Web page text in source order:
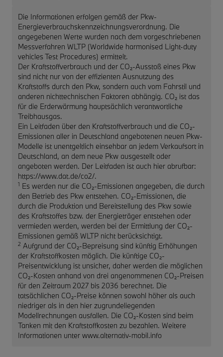
Die Informationen erfolgen gemäß der Pkw-
Energieverbrauchskennzeichnungsverordnung. Die
angegebenen Werte wurden nach dem vorgeschriebenen
Messverfahren WLTP (Worldwide harmonised Light-duty
vehicles Test Procedures) ermittelt.
Der Kraftstoffverbrauch und der CO₂-Ausstoß eines Pkw
sind nicht nur von der effizienten Ausnutzung des
Kraftstoffs durch den Pkw, sondern auch vom Fahrstil und
anderen nichttechnischen Faktoren abhängig. CO₂ ist das
für die Erderwärmung hauptsächlich verantwortliche
Treibhausgas.
Ein Leitfaden über den Kraftstoffverbrauch und die CO₂-
Emissionen aller in Deutschland angebotenen neuen Pkw-
Modelle ist unentgeltlich einsehbar an jedem Verkaufsort in
Deutschland, an dem neue Pkw ausgestellt oder
angeboten werden. Der Leitfaden ist auch hier abrufbar:
https://www.dat.de/co2/.
1 Es werden nur die CO₂-Emissionen angegeben, die durch
den Betrieb des Pkw entstehen. CO₂-Emissionen, die
durch die Produktion und Bereitstellung des Pkw sowie
des Kraftstoffes bzw. der Energieträger entstehen oder
vermieden werden, werden bei der Ermittlung der CO₂-
Emissionen gemäß WLTP nicht berücksichtigt.
2 Aufgrund der CO₂-Bepreisung sind künftig Erhöhungen
der Kraftstoffkosten möglich. Die künftige CO₂-
Preisentwicklung ist unsicher, daher werden die möglichen
CO₂-Kosten anhand von drei angenommenen CO₂-Preisen
für den Zeitraum 2027 bis 2036 berechnet. Die
tatsächlichen CO₂-Preise können sowohl höher als auch
niedriger als in den hier zugrundeliegenden
Modellrechnungen ausfallen. Die CO₂-Kosten sind beim
Tanken mit den Kraftstoffkosten zu bezahlen. Weitere
Informationen unter www.alternativ-mobil.info